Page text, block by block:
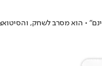
• הוא מסרב לשחק,